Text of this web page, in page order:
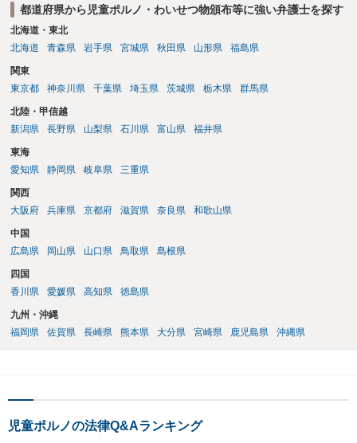
都道府県から児童ポルノ・わいせつ物頒布等に強い弁護士を探す
北海道・東北
北海道
青森県 岩手県 宮城県 秋田県 山形県 福島県
関東
東京都
神奈川県 千葉県 埼玉県 茨城県 栃木県 群馬県
北陸・甲信越
新潟県
長野県 山梨県 石川県 富山県 福井県
東海
愛知県
静岡県 岐阜県 三重県
関西
大阪府
兵庫県 京都府 滋賀県 奈良県 和歌山県
中国
広島県
岡山県 山口県 鳥取県 島根県
四国
香川県
愛媛県 高知県 徳島県
九州・沖縄
福岡県
佐賀県 長崎県 熊本県 大分県 宮崎県 鹿児島県 沖縄県
児童ポルノの法律Q&Aランキング